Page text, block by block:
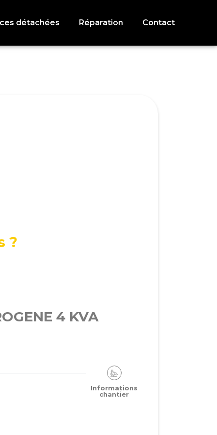
détachées Réparation Contact
?
4 KVA
Informations
chantier